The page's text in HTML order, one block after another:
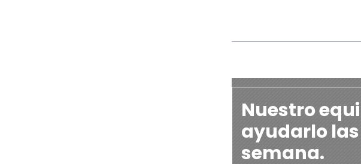
Nuestro
ayudarlo las
semana.